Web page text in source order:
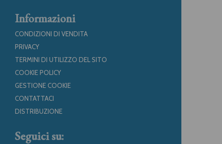
Informazioni
CONDIZIONI DI VENDITA
PRIVACY
TERMINI DI UTILIZZO DEL SITO
COOKIE POLICY
GESTIONE COOKIE
CONTATTACI
DISTRIBUZIONE
Seguici su: